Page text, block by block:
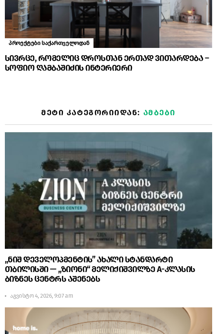
პროექტები საქართველოდან
სივრცე, რომელიც დროსთან ერთად ვითარდება –
სოფიო ღამბაშიძის ინტერიერი
ᲛᲔᲢᲘ ᲙᲐᲢᲔᲒᲝᲠᲘᲘᲓᲐᲜ: ᲐᲛᲑᲔᲑᲘ
„ნიშ დეველოპმენტის” ახალი სტანდარტი
თბილისში — „ზიონი“ მელიქიშვილზე A-კლასის
ბიზნეს ცენტრს აშენებს
აგვისტო 4, 2026, 9:07 am